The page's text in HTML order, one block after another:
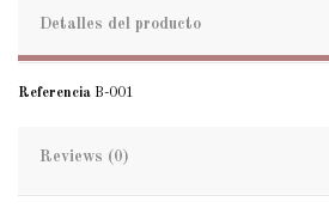
Detalles del producto
Referencia B-001
Reviews (0)